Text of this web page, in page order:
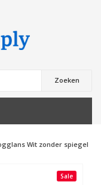
Zoeken
Wit zonder spiegel
Sale